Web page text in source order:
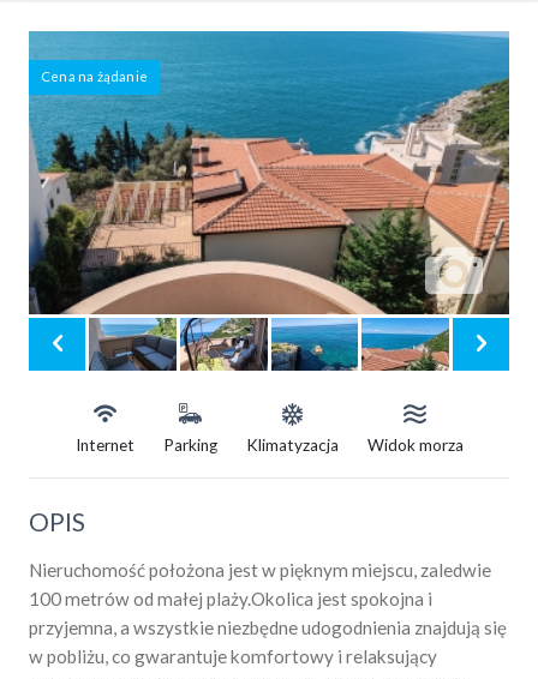
Cena na żądanie
Internet Parking Klimatyzacja Widok morza
OPIS
Nieruchomość położona jest w pięknym miejscu, zaledwie
100 metrów od małej plaży.Okolica jest spokojna i
przyjemna, a wszystkie niezbędne udogodnienia znajdują się
w pobliżu, co gwarantuje komfortowy i relaksujący